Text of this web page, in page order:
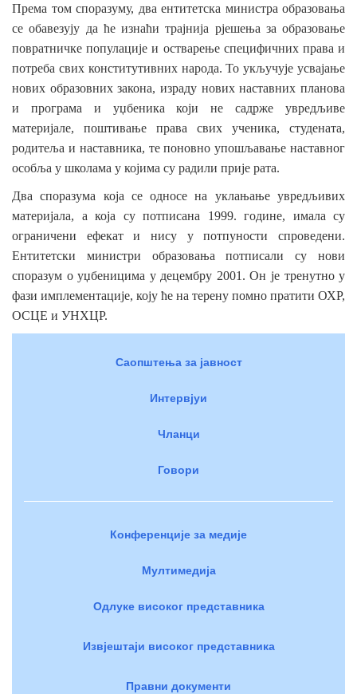
Према том споразуму, два ентитетска министра образовања
се обавезују да ће изнаћи трајнија рјешења за образовање
повратничке популације и остварење специфичних права и
потреба свих конститутивних народа.То укључује усвајање
нових образовних закона,израду нових наставних планова
и
програма и уџбеника који не садрже
увредљиве
материјале, поштивање права свих ученика, студената,
родитеља и наставника, те поновно упошљавање наставног
особља у школама у којима су радили прије рата.
Два споразума која се односе на уклањање увредљивих
материјала, а која су потписана 1999. године, имала су
ограничени
ефекат и нису у потпуности спроведени.
Ентитетски
министри образовања потписали су
нови
споразум о уџбеницима у децембру 2001.Он је тренутно у
фази имплементације, коју ће на терену помно пратити ОХР,
ОСЦЕ и УНХЦР.
Саопштења за јавност
Интервјуи
Чланци
Говори
Конференције за медије
Мултимедија
Одлуке високог представника
Извјештаји високог представника
Правни документи